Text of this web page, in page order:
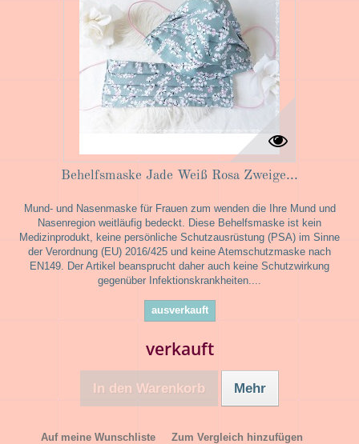
Behelfsmaske Jade Weiß Rosa Zweige...
Mund- und Nasenmaske für Frauen zum wenden die Ihre Mund und
Nasenregion weitläufig bedeckt. Diese Behelfsmaske ist kein
Medizinprodukt, keine persönliche Schutzausrüstung (PSA) im Sinne
der Verordnung (EU) 2016/425 und keine Atemschutzmaske nach
EN149. Der Artikel beansprucht daher auch keine Schutzwirkung
gegenüber Infektionskrankheiten....
ausverkauft
verkauft
In den Warenkorb Mehr
Auf meine Wunschliste Zum Vergleich hinzufügen